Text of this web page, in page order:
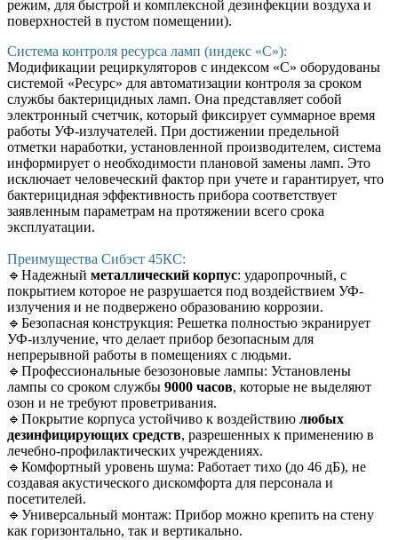
режим, для быстрой и комплексной дезинфекции воздуха и
поверхностей в пустом помещении).
Система контроля ресурса ламп (индекс «С»):
Модификации рециркуляторов с индексом «С» оборудованы
системой «Ресурс» для автоматизации контроля за сроком
службы бактерицидных ламп. Она представляет собой
электронный счетчик, который фиксирует суммарное время
работы УФ-излучателей. При достижении предельной
отметки наработки, установленной производителем, система
информирует о необходимости плановой замены ламп. Это
исключает человеческий фактор при учете и гарантирует, что
бактерицидная эффективность прибора соответствует
заявленным параметрам на протяжении всего срока
эксплуатации.
Преимущества Сибэст 45КС:
🔹 Надежный металлический корпус: ударопрочный, с
покрытием которое не разрушается под воздействием УФ-
излучения и не подвержено образованию коррозии.
🔹 Безопасная конструкция: Решетка полностью экранирует
УФ-излучение, что делает прибор безопасным для
непрерывной работы в помещениях с людьми.
🔹 Профессиональные безозоновые лампы: Установлены
лампы со сроком службы 9000 часов, которые не выделяют
озон и не требуют проветривания.
🔹 Покрытие корпуса устойчиво к воздействию любых
дезинфицирующих средств, разрешенных к применению в
лечебно-профилактических учреждениях.
🔹 Комфортный уровень шума: Работает тихо (до 46 дБ), не
создавая акустического дискомфорта для персонала и
посетителей.
🔹 Универсальный монтаж: Прибор можно крепить на стену
как горизонтально, так и вертикально.